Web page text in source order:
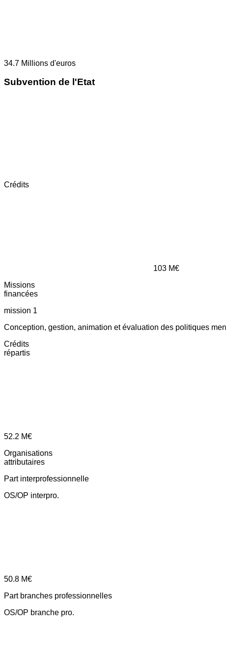
34.7 Millions d'euros
Subvention de l'Etat
Crédits
103 M€
Missions
financées
mission 1
Conception, gestion, animation et évaluation des politiques
Crédits
répartis
52.2 M€
Organisations
attributaires
Part interprofessionnelle
OS/OP interpro.
50.8 M€
Part branches professionnelles
OS/OP branche pro.